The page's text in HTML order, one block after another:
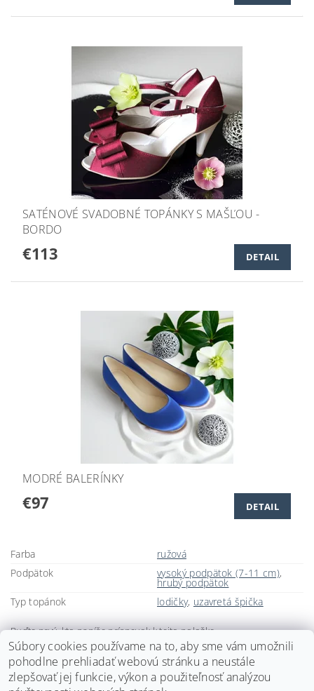
SATÉNOVÉ SVADOBNÉ TOPÁNKY S MAŠĽOU -
BORDO
€113 DETAIL
MODRÉ BALERÍNKY
€97 DETAIL
Farba
ružová
Podpätok
vysoký podpätok (7-11 cm),
hrubý podpätok
Typ topánok
lodičky, uzavretá špička
Buďte prvý, kto napíše príspevok k tejto položke.
Pridať komentár
Súbory cookies používame na to, aby sme vám umožnili
pohodlne prehliadať webovú stránku a neustále
zlepšovať jej funkcie, výkon a použiteľnosť analýzou